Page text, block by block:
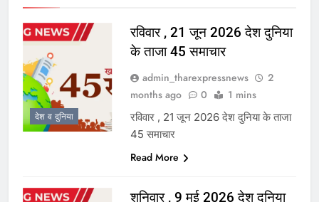
देश व दुनिया
रविवार , 21 जून 2026 देश दुनिया
के ताजा 45 समाचार
admin_tharexpressnews
2
months ago
0 1 mins
रविवार , 21 जून 2026 देश दुनिया के ताजा
45 समाचार
Read More
शनिवार , 9 मई 2026 देश दुनिया